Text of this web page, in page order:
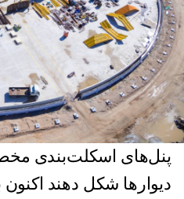
پنل‌های اسکلت‌‌بندی
دیوارها شکل دهند